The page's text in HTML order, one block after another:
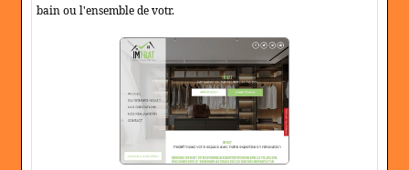
bain ou l'ensemble de votr.